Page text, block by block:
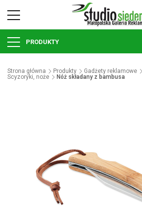
PRODUKTY
Strona główna Produkty Gadżety reklamowe
Scyzoryki, noże
Nóż składany z bambusa